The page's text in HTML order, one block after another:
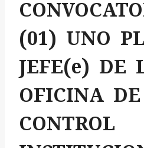
(01) UNO
JEFE(e) DE
OFICINA DE
CONTROL